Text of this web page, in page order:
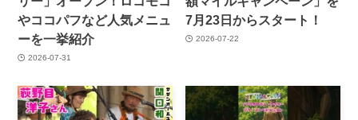
やココパフなど人気メニュ
ーを一挙紹介
2026-07-31
7月23日からスタート！
2026-07-22